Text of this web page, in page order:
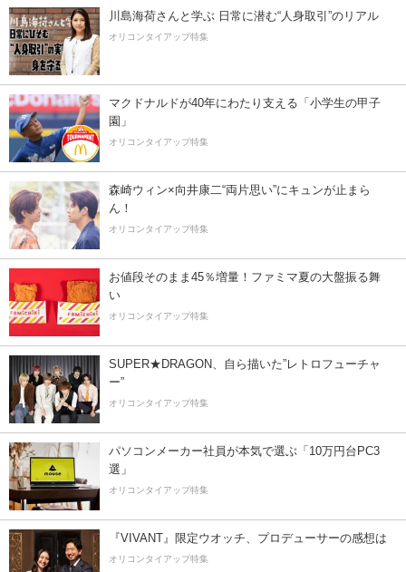
川島海荷さんと学ぶ 日常に潜む“人身取引”のリアル
オリコンタイアップ特集
マクドナルドが40年にわたり支える「小学生の甲子
園」
オリコンタイアップ特集
森崎ウィン×向井康二“両片思い”にキュンが止まら
ん！
オリコンタイアップ特集
お値段そのまま45％増量！ファミマ夏の大盤振る舞
い
オリコンタイアップ特集
SUPER★DRAGON、自ら描いた”レトロフューチャ
ー”
オリコンタイアップ特集
パソコンメーカー社員が本気で選ぶ「10万円台PC3
選」
オリコンタイアップ特集
『VIVANT』限定ウオッチ、プロデューサーの感想は
オリコンタイアップ特集